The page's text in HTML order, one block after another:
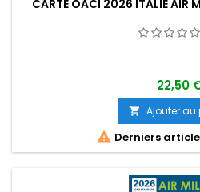
CARTE OACI 2026 ITALIE AIR
22,50
 Ajouter au
 Derniers